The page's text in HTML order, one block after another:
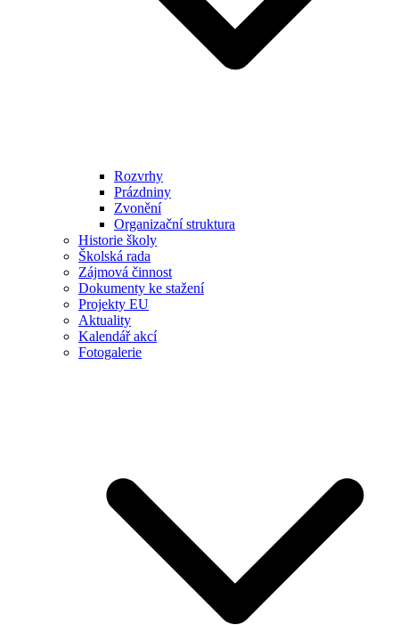
Rozvrhy
Prázdniny
Zvonění
Organizační struktura
Historie školy
Školská rada
Zájmová činnost
Dokumenty ke stažení
Projekty EU
Aktuality
Kalendář akcí
Fotogalerie